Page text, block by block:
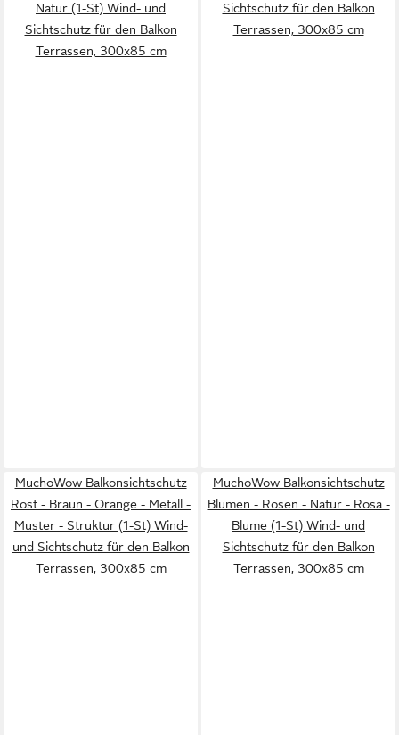
Natur (1-St) Wind- und
Sichtschutz für den Balkon
Terrassen, 300x85 cm
Sichtschutz für den Balkon
Terrassen, 300x85 cm
MuchoWow Balkonsichtschutz
Rost - Braun - Orange - Metall -
Muster - Struktur (1-St) Wind-
und Sichtschutz für den Balkon
Terrassen, 300x85 cm
MuchoWow Balkonsichtschutz
Blumen - Rosen - Natur - Rosa -
Blume (1-St) Wind- und
Sichtschutz für den Balkon
Terrassen, 300x85 cm